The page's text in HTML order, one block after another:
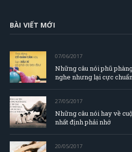
BÀI VIẾT MỚI
07/06/2017
Những câu nói phũ
nghe nhưng lại cực
27/05/2017
Những câu nói hay về
nhất định phải nhớ
20/05/2017